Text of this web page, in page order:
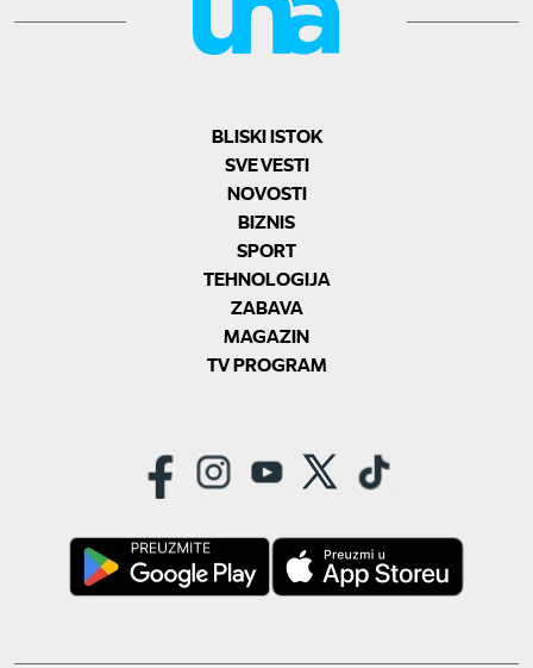
BLISKI ISTOK
SVE VESTI
NOVOSTI
BIZNIS
SPORT
TEHNOLOGIJA
ZABAVA
MAGAZIN
TV PROGRAM